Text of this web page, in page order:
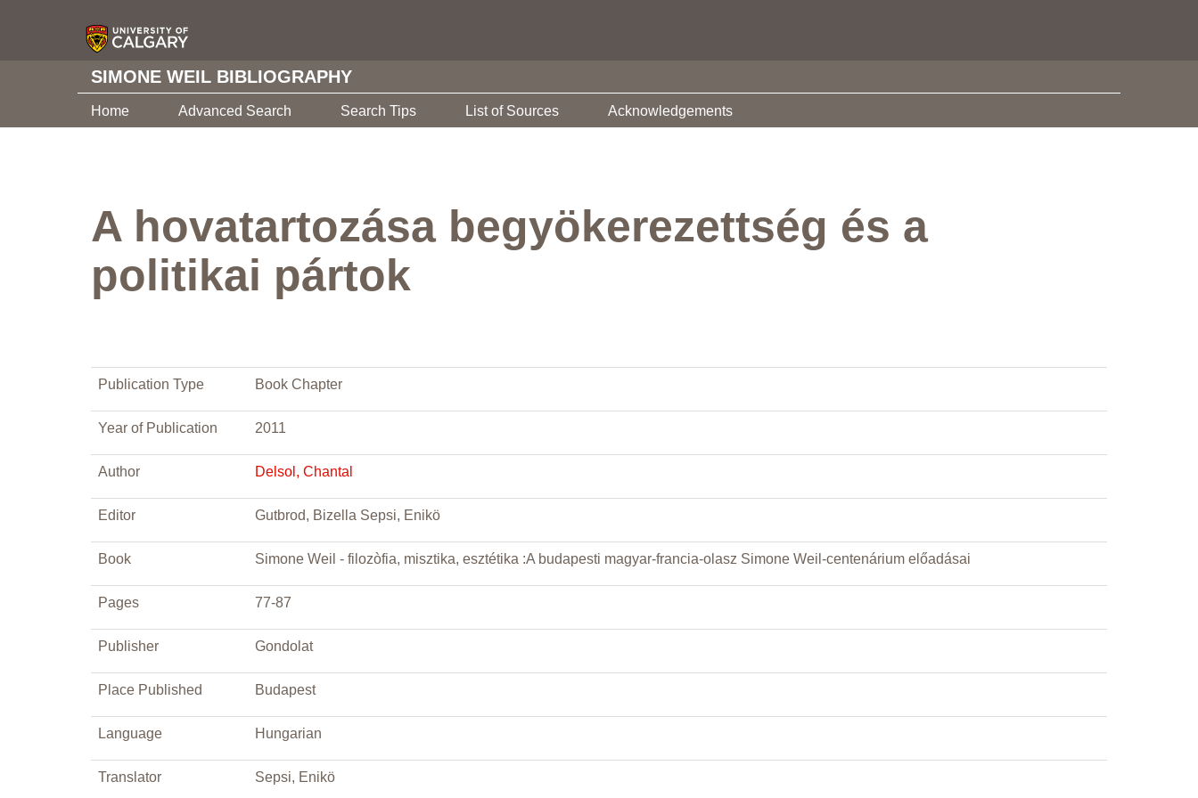
SIMONE WEIL BIBLIOGRAPHY
Home Advanced Search Search Tips List of Sources Acknowledgements
A hovatartozása begyökerezettség és a
politikai pártok
Publication Type Book Chapter
Year of Publication 2011
Author Delsol, Chantal
Editor Gutbrod, Bizella Sepsi, Enikö
Book Simone Weil - filozòfia, misztika, esztétika :A budapesti magyar-francia-olasz Simone Weil-centenárium előadásai
Pages 77-87
Publisher Gondolat
Place Published Budapest
Language Hungarian
Translator Sepsi, Enikö